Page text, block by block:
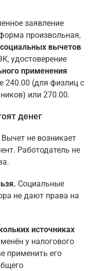
заявление
произвольная,
вычетов
удостоверение
применения
240.00 (для физлиц с
или 270.00.
денег
Вычет не возникает
Работодатель не
Социальные
не дают права на
источниках
у налогового
применить его